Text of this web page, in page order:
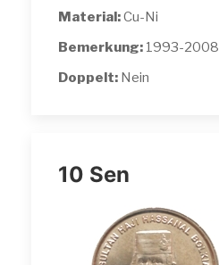
Material:Cu-Ni
Bemerkung: 1993-2008
Doppelt: Nein
10 Sen